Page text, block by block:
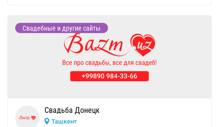
Свадебные и другие сайты
Свадьба Донецк
Ташкент